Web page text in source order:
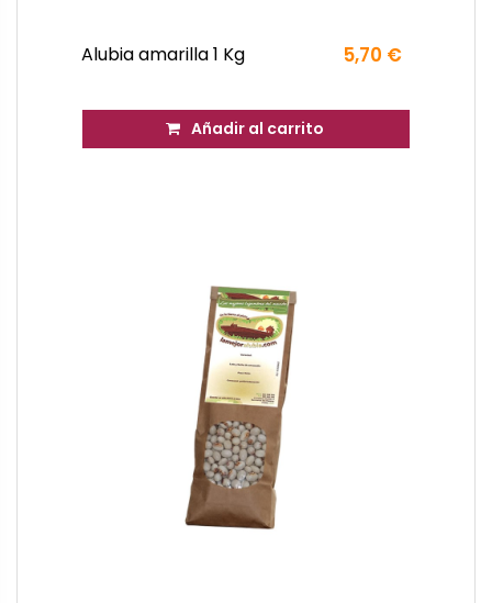
Alubia amarilla 1 Kg 5,70 €
Añadir al carrito